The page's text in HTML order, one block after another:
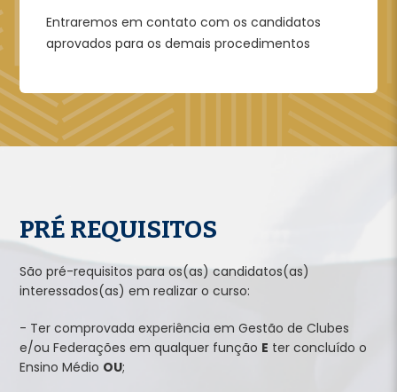
Entraremos em contato com os candidatos
aprovados para os demais procedimentos
PRÉ REQUISITOS
São pré-requisitos para os(as) candidatos(as)
interessados(as) em realizar o curso:
- Ter comprovada experiência em Gestão de Clubes
e/ou Federações em qualquer função E ter concluído o
Ensino Médio OU;